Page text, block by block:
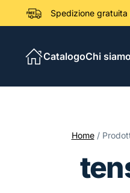
Spedizione
CatalogoChi siamo
Home/